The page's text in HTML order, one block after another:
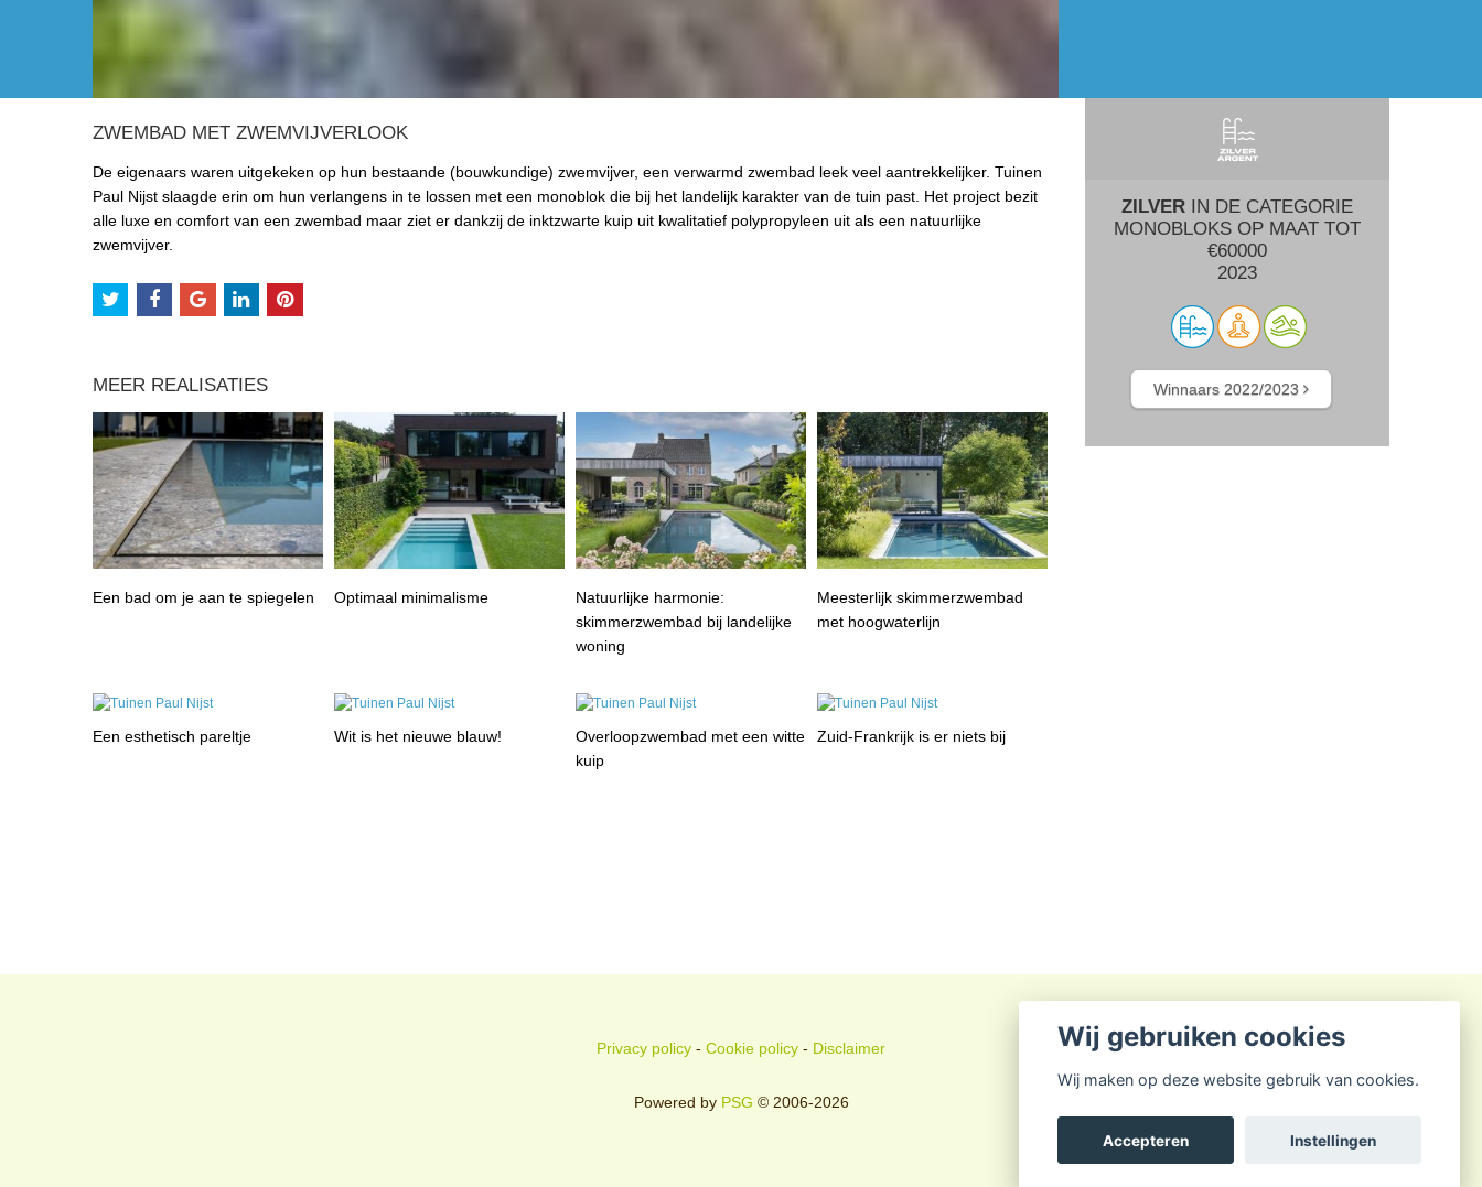
ZWEMBAD MET ZWEMVIJVERLOOK
De eigenaars waren uitgekeken op hun bestaande (bouwkundige) zwemvijver, een verwarmd zwembad leek veel aantrekkelijker. Tuinen
Paul Nijst slaagde erin om hun verlangens in te lossen met een monoblok die bij het landelijk karakter van de tuin past. Het project bezit
alle luxe en comfort van een zwembad maar ziet er dankzij de inktzwarte kuip uit kwalitatief polypropyleen uit als een natuurlijke
zwemvijver.
MEER REALISATIES
Een bad om je aan te spiegelen Optimaal minimalisme
Natuurlijke harmonie:
skimmerzwembad bij landelijke
woning
Meesterlijk skimmerzwembad
met hoogwaterlijn
Een esthetisch pareltje Wit is het nieuwe blauw!
Overloopzwembad met een witte
kuip
Zuid-Frankrijk is er niets bij
ZILVER IN DE CATEGORIE
MONOBLOKS OP MAAT TOT
€60000
2023
Winnaars 2022/2023
Privacy policy - Cookie policy - Disclaimer
Powered by PSG © 2006-2026
Wij gebruiken cookies
Wij maken op deze website gebruik van cookies.
Accepteren Instellingen